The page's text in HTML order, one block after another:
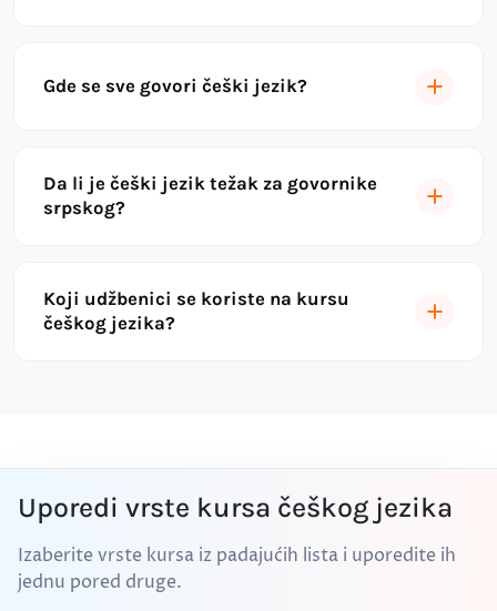
Gde se sve govori češki jezik?
Da li je češki jezik težak za govornike
srpskog?
Koji udžbenici se koriste na kursu
češkog jezika?
Uporedi vrste kursa češkog jezika
Izaberite vrste kursa iz padajućih lista i uporedite ih
jednu pored druge.